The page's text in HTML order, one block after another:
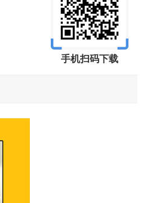
手机扫码下载